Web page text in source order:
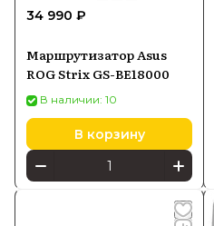
34 990 ₽
Маршрутизатор Asus
ROG Strix GS-BE18000
В наличии: 10
В корзину